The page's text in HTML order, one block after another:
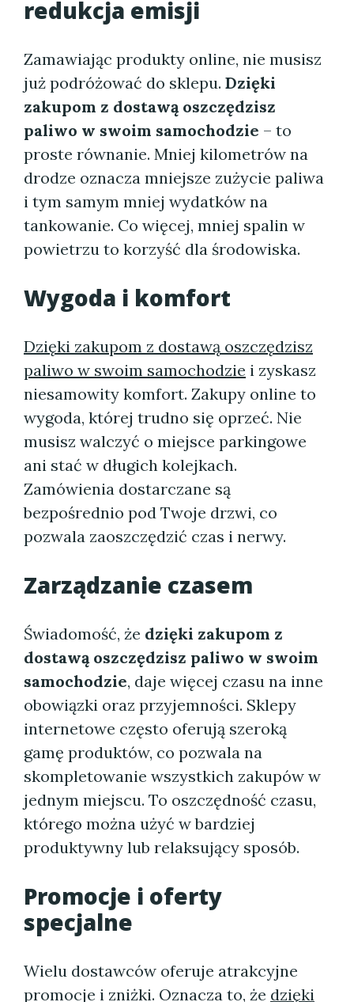
redukcja emisji
Zamawiając produkty online, nie musisz
już podróżować do sklepu. Dzięki
zakupom z dostawą oszczędzisz
paliwo w swoim samochodzie – to
proste równanie. Mniej kilometrów na
drodze oznacza mniejsze zużycie paliwa
i tym samym mniej wydatków na
tankowanie. Co więcej, mniej spalin w
powietrzu to korzyść dla środowiska.
Wygoda i komfort
Dzięki zakupom z dostawą oszczędzisz
paliwo w swoim samochodzie i zyskasz
niesamowity komfort. Zakupy online to
wygoda, której trudno się oprzeć. Nie
musisz walczyć o miejsce parkingowe
ani stać w długich kolejkach.
Zamówienia dostarczane są
bezpośrednio pod Twoje drzwi, co
pozwala zaoszczędzić czas i nerwy.
Zarządzanie czasem
Świadomość, że dzięki zakupom z
dostawą oszczędzisz paliwo w swoim
samochodzie, daje więcej czasu na inne
obowiązki oraz przyjemności. Sklepy
internetowe często oferują szeroką
gamę produktów, co pozwala na
skompletowanie wszystkich zakupów w
jednym miejscu. To oszczędność czasu,
którego można użyć w bardziej
produktywny lub relaksujący sposób.
Promocje i oferty
specjalne
Wielu dostawców oferuje atrakcyjne
promocje i zniżki. Oznacza to, że dzięki